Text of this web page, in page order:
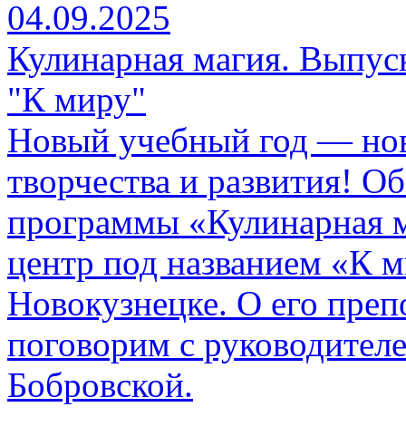
04.09.2025
Кулинарная магия.
"К миру"
Новый учебный год —
творчества и развития!
программы «Кулинарная
центр под названием «К
Новокузнецке. О его
поговорим с
Бобровской.